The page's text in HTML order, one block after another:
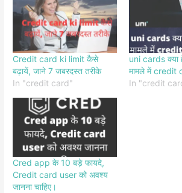
Credit card ki limit कैसे
बढ़ायें, जाने 7 जबरदस्त तरीके
In "credit card"
uni cards क्या
मामले में credit
In "credit
Cred app के 10 बड़े फायदे,
Credit card user को अवश्य
जानना चाहिए।